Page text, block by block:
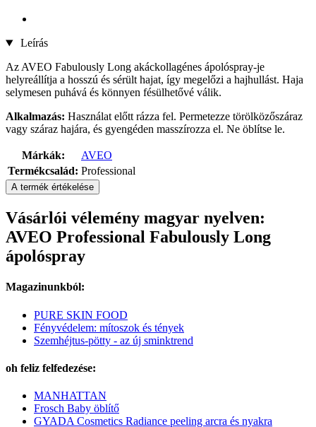
Leírás
Az AVEO Fabulously Long akáckollagénes ápolóspray-je
helyreállítja a hosszú és sérült hajat, így megelőzi a hajhullást. Haja
selymesen puhává és könnyen fésülhetővé válik.
Alkalmazás: Használat előtt rázza fel. Permetezze törölközőszáraz
vagy száraz hajára, és gyengéden masszírozza el. Ne öblítse le.
Márkák:
AVEO
Termékcsalád: Professional
A termék értékelése
Vásárlói vélemény magyar nyelven:
AVEO Professional Fabulously Long
ápolóspray
Magazinunkból:
PURE SKIN FOOD
Fényvédelem: mítoszok és tények
Szemhéjtus-pötty - az új sminktrend
oh feliz felfedezése:
MANHATTAN
Frosch Baby öblítő
GYADA Cosmetics Radiance peeling arcra és nyakra